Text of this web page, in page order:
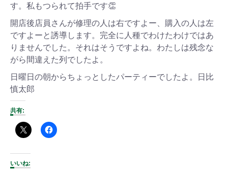
す。私もつられて拍手です👏
開店後店員さんが修理の人は右ですよー、購入の人は左
ですよーと誘導します。完全に人種でわけたわけではあ
りませんでした。それはそうですよね。わたしは残念な
がら間違えた列でしたよ。
日曜日の朝からちょっとしたパーティーでしたよ。日比
慎太郎
共有:
いいね: